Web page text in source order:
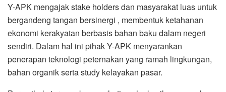
Y-APK mengajak stake holders dan masyarakat luas untuk
bergandeng tangan bersinergi , membentuk ketahanan
ekonomi kerakyatan berbasis bahan baku dalam negeri
sendiri. Dalam hal ini pihak Y-APK menyarankan
penerapan teknologi peternakan yang ramah lingkungan,
bahan organik serta study kelayakan pasar.